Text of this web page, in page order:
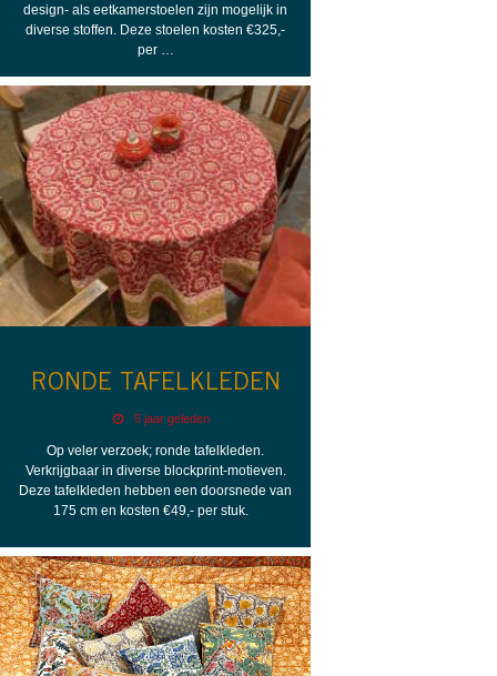
design- als eetkamerstoelen zijn mogelijk in
diverse stoffen. Deze stoelen kosten €325,-
per …
RONDE TAFELKLEDEN
5 jaar geleden
Op veler verzoek; ronde tafelkleden.
Verkrijgbaar in diverse blockprint-motieven.
Deze tafelkleden hebben een doorsnede van
175 cm en kosten €49,- per stuk.